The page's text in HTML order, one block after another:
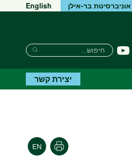
אוניברסיטת בר-אילן English
פייסבוקיוטיוב
חיפוש
חיפוש
חיפוש
יצירת קשר
הדפסה